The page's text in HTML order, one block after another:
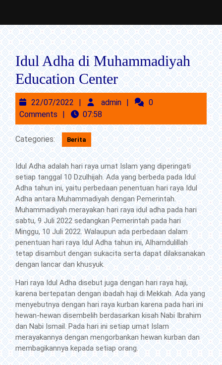
Skip
to
content
Skip
to
Content
Idul Adha di Muhammadiyah
Education Center
22/07/2022 22/07/2022
admin admin
0
Comments
07:58
Categories: Berita
Idul Adha adalah hari raya umat Islam yang diperingati
setiap tanggal 10 Dzulhijah. Ada yang berbeda pada Idul
Adha tahun ini, yaitu perbedaan penentuan hari raya Idul
Adha antara Muhammadiyah dengan Pemerintah.
Muhammadiyah merayakan hari raya idul adha pada hari
sabtu, 9 Juli 2022 sedangkan Pemerintah pada hari
Minggu, 10 Juli 2022. Walaupun ada perbedaan dalam
penentuan hari raya Idul Adha tahun ini, Alhamdulillah
tetap disambut dengan sukacita serta dapat dilaksanakan
dengan lancar dan khusyuk.
Hari raya Idul Adha disebut juga dengan hari raya haji,
karena bertepatan dengan ibadah haji di Mekkah. Ada yang
menyebutnya dengan hari raya kurban karena pada hari ini
hewan-hewan disembelih berdasarkan kisah Nabi Ibrahim
dan Nabi Ismail. Pada hari ini setiap umat Islam
merayakannya dengan mengorbankan hewan kurban dan
membagikannya kepada setiap orang.